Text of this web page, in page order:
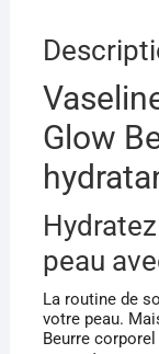
HYDRATANT
75ML
Glow
peau
La routine de
votre peau.
Beurre